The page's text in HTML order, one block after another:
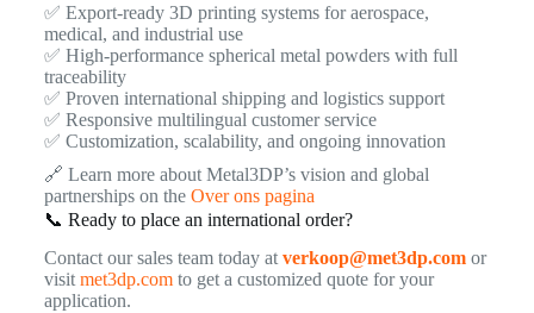
✅ Export-ready 3D printing systems for aerospace,
medical, and industrial use
✅ High-performance spherical metal powders with full
traceability
✅ Proven international shipping and logistics support
✅ Responsive multilingual customer service
✅ Customization, scalability, and ongoing innovation
🔗 Learn more about Metal3DP’s vision and global
partnerships on the Over ons pagina
📞 Ready to place an international order?
Contact our sales team today at verkoop@met3dp.comor
visit met3dp.comto get a customized quote for your
application.